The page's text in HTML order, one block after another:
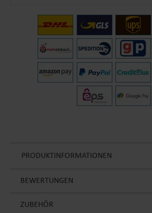
PRODUKTINFORMATIONEN
BEWERTUNGEN
ZUBEHÖR